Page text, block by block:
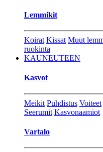
Lemmikit
Koirat Kissat Muut
ruokinta
KAUNEUTEEN
Kasvot
Meikit Puhdistus Voiteet
Seerumit Kasvonaamiot
Vartalo